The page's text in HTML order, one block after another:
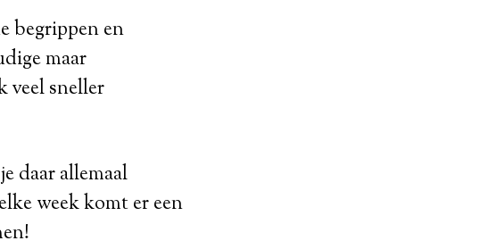
begrippen en
maar
veel sneller
daar allemaal
week komt er een